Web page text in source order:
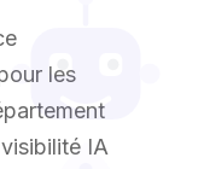
les
IA